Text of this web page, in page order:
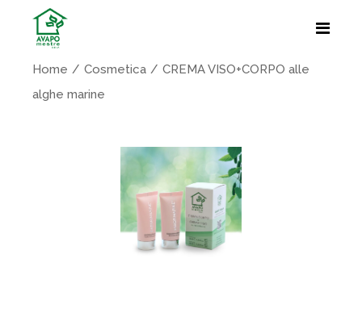
Home Cosmetica
CREMA VISO+CORPO alle
alghe marine